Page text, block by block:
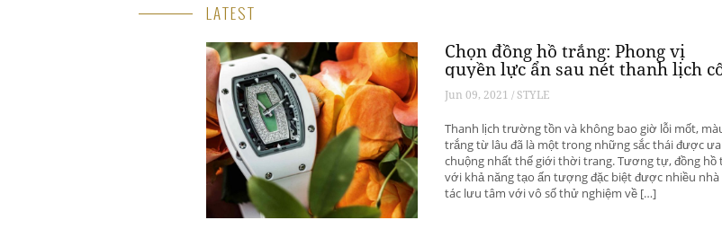
LATEST
Chọn đồng hồ trắng: Phong vị
quyền lực ẩn sau nét thanh lịch
hữu
Jun 09, 2021 / STYLE
Thanh lịch trường tồn và không bao giờ lỗi mốt,
trắng từ lâu đã là một trong những sắc thái được ưa
chuộng nhất thế giới thời trang. Tương tự, đồng hồ
với khả năng tạo ấn tượng đặc biệt được nhiều nhà
tác lưu tâm với vô số thử nghiệm về […]